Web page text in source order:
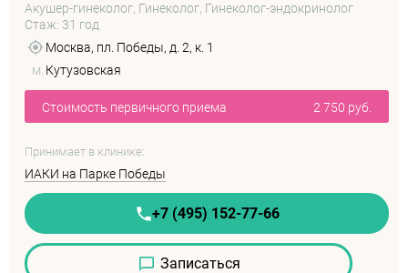
Акушер-гинеколог, Гинеколог, Гинеколог-эндокринолог
Стаж: 31 год
Москва, пл. Победы, д. 2, к. 1
м. Кутузовская
Стоимость первичного приема 2 750 руб.
Принимает в клинике:
ИАКИ на Парке Победы
+7 (495) 152-77-66
Записаться